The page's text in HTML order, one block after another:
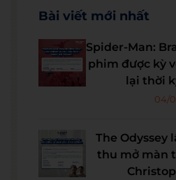
Bài viết mới nhất
Spider-Man:
phim được kỳ
lại thời
04/
The Odyssey
thu mở màn